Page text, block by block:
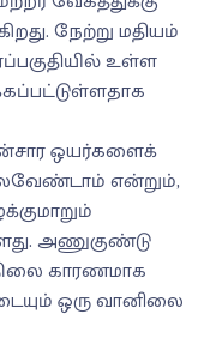
நேற்று மதியம்
உள்ள
ஒயர்களைக்
என்றும்,
அணுகுண்டு
காரணமாக
ஒரு வானிலை